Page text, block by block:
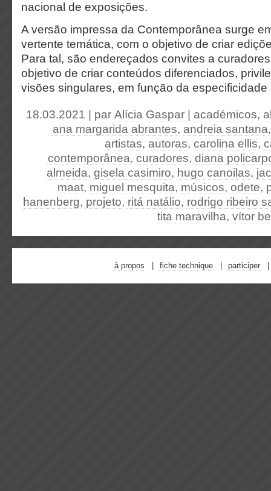
nacional de exposições.
A versão impressa da Contemporânea surge
vertente temática, com o objetivo de criar
Para tal, são endereçados convites a
objetivo de criar conteúdos diferenciados,
visões singulares, em função da especificidade
18.03.2021 | par Alícia Gaspar académicos,
ana margarida abrantes, andreia santana
artistas, autoras, carolina ellis,
contemporânea, curadores, diana
almeida, gisela casimiro, hugo canoilas,
maat, miguel mesquita, músicos, odete,
hanenberg, projeto, ritá natálio, rodrigo ribeiro
tita maravilha, vítor
à propos fiche technique participer